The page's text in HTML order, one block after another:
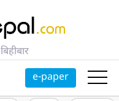
e-paper